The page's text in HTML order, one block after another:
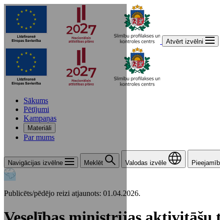
Atvērt izvēlni
Sākums
Pētījumi
Kampaņas
Materiāli
Par mums
Navigācijas izvēlne Meklēt Valodas izvēle
Publicēts/pēdējo reizi atjaunots: 01.04.2026.